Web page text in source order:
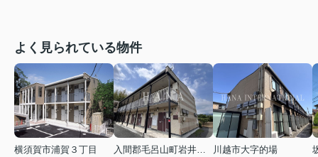
よく見られている物件
横須賀市浦賀３丁目
入間郡毛呂山町岩井西１丁目
川越市大字的場